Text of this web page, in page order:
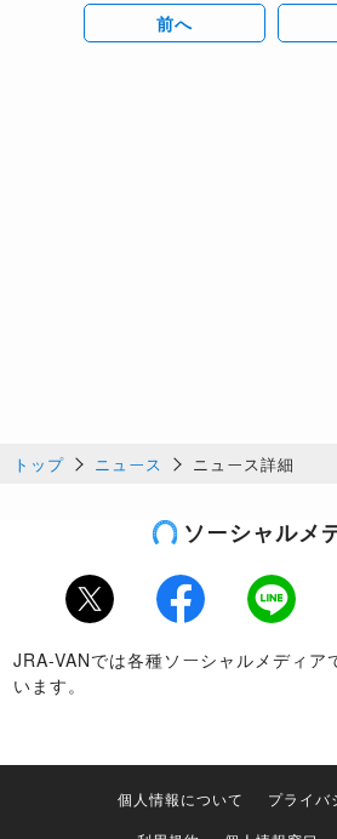
前へ
トップ ニュース ニュース詳細
ソーシャルメ
Twitter Facebook LINE
JRA-VANでは各種ソーシャルメディア
います。
個人情報について
プライバ